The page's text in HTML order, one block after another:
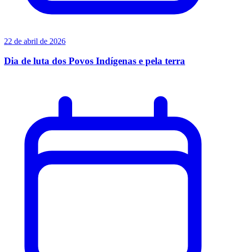
22 de abril de 2026
Dia de luta dos Povos Indígenas e pela terra